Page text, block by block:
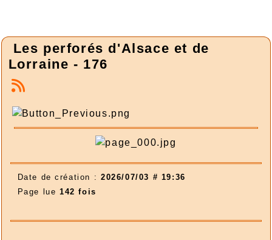
Les perforés d'Alsace et de
Lorraine - 176
Date de création : 2026/07/03 # 19:36
Page lue 142 fois